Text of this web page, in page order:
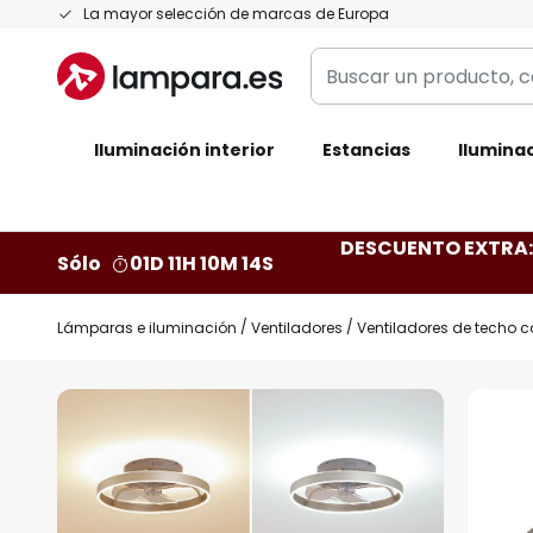
La mayor selección de marcas de Europa
Ir
contenido
Buscar
un
categoría,
Iluminación interior Estancias
Sólo 01D 11H 10M 13S
DESCUENTO
Lámparas e iluminación Ventiladores Ventiladores de techo
Saltar
final
de